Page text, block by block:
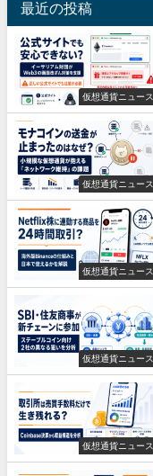
最近の投稿
仮想通貨ニュース
仮想通貨ニュース
仮想通貨ニュース
仮想通貨ニュース
仮想通貨ニュース